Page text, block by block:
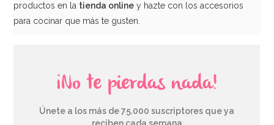
productos en la tienda online y hazte con los accesorios
para cocinar que más te gusten.
¡No te pierdas nada!
Únete a los más de 75.000 suscriptores que ya